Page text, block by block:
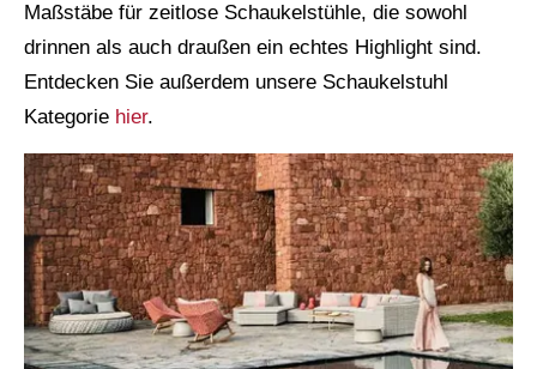
Maßstäbe für zeitlose Schaukelstühle, die sowohl
drinnen als auch draußen ein echtes Highlight sind.
Entdecken Sie außerdem unsere Schaukelstuhl
Kategorie hier.